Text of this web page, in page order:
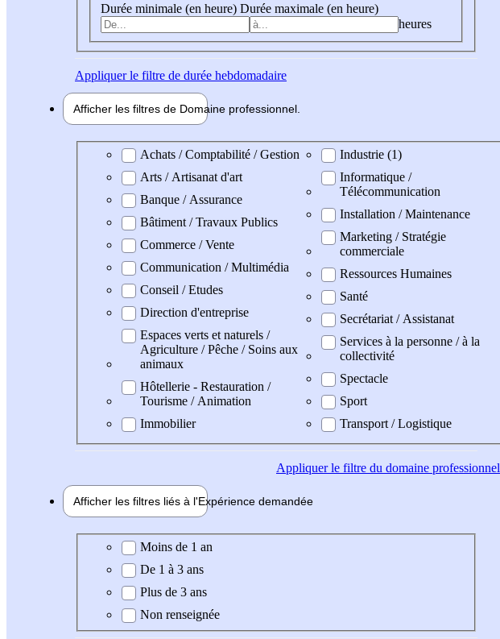
Durée minimale (en heure) Durée maximale (en heure)
heures
Appliquerle filtre de durée hebdomadaire
Afficher les filtres de Domaine professionnel
Domaine professionel
Achats / Comptabilité / Gestion
Arts / Artisanat d'art
Banque / Assurance
Bâtiment / Travaux Publics
Commerce / Vente
Communication / Multimédia
Conseil / Etudes
Direction d'entreprise
Espaces verts et naturels /
Agriculture / Pêche / Soins aux
animaux
Hôtellerie - Restauration /
Tourisme / Animation
Immobilier
Industrie (1)
Informatique /
Télécommunication
Installation / Maintenance
Marketing / Stratégie
commerciale
Ressources Humaines
Santé
Secrétariat / Assistanat
Services à la personne / à la
collectivité
Spectacle
Sport
Transport / Logistique
Appliquerle filtre du domaine professionnel
Afficher les filtres liés à l'Expérience demandée
Expérience demandée
Moins de 1 an
De 1 à 3 ans
Plus de 3 ans
Non renseignée